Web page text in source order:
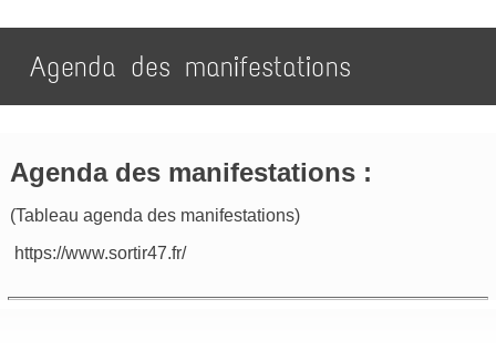
Agenda des manifestations
Agenda des manifestations :
(Tableau agenda des manifestations)
https://www.sortir47.fr/